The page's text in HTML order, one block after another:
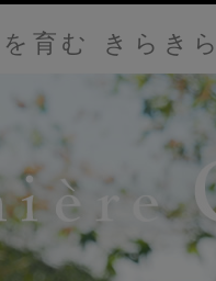
育む きらき